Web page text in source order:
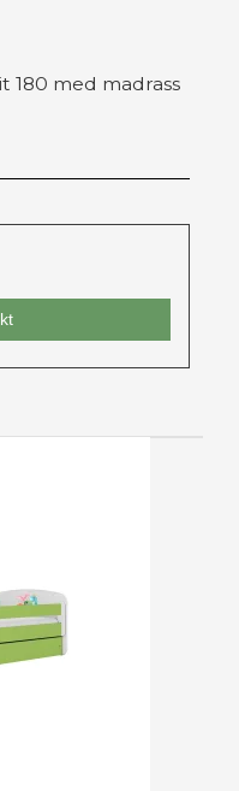
180 med madrass